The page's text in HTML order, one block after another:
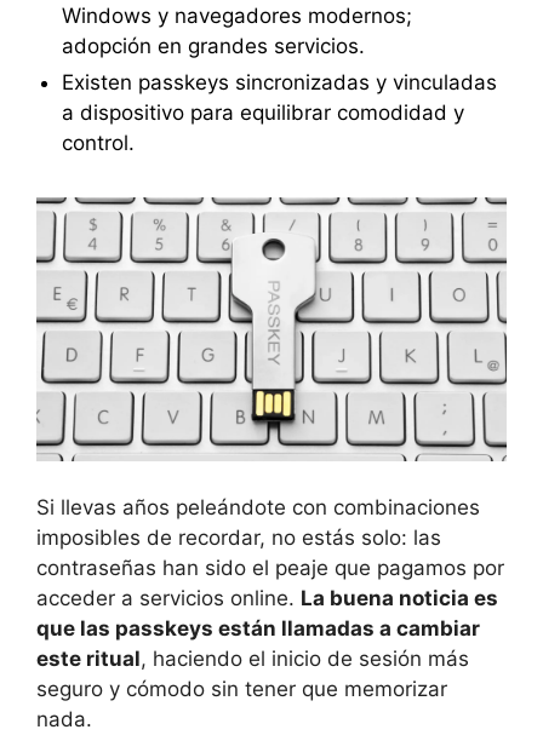
Windows y navegadores modernos;
adopción en grandes servicios.
Existen passkeys sincronizadas y vinculadas
a dispositivo para equilibrar comodidad y
control.
Si llevas años peleándote con combinaciones
imposibles de recordar, no estás solo: las
contraseñas han sido el peaje que pagamos por
acceder a servicios online. La buena noticia es
que las passkeys están llamadas a cambiar
este ritual, haciendo el inicio de sesión más
seguro y cómodo sin tener que memorizar
nada.